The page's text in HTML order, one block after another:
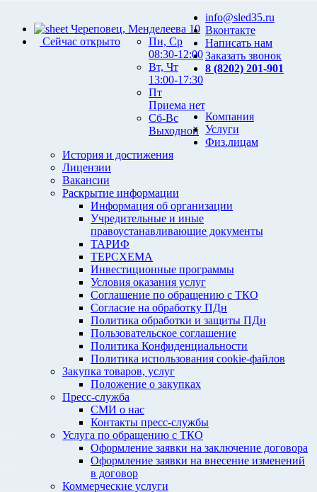
Череповец, Менделеева 10
Сейчас открыто
Пн, Ср
08:30-12:00
Вт, Чт
13:00-17:30
Пт
Приема нет
Сб-Вс
Выходной
info@sled35.ru
Вконтакте
Написать нам
Заказать звонок
8 (8202) 201-901
Компания
История и достижения
Лицензии
Вакансии
Раскрытие информации
Информация об организации
Учредительные и иные
правоустанавливающие документы
ТАРИФ
ТЕРСХЕМА
Инвестиционные программы
Условия оказания услуг
Соглашение по обращению с ТКО
Согласие на обработку ПДн
Политика обработки и защиты ПДн
Пользовательское соглашение
Политика Конфиденциальности
Политика использования cookie-файлов
Закупка товаров, услуг
Положение о закупках
Пресс-служба
СМИ о нас
Контакты пресс-службы
Услуги
Услуга по обращению с ТКО
Оформление заявки на заключение договора
Оформление заявки на внесение изменений
в договор
Коммерческие услуги
Физ.лицам